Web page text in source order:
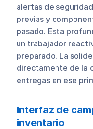
alertas de
previas y
pasado. Esta
un trabajador
preparado. La
directamente de la
entregas en ese
Interfaz de
inventario